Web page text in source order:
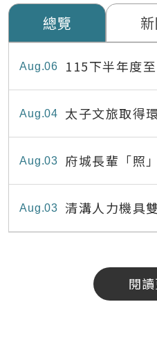
總覽
06
Aug
115下半年度
缺員額表
04
Aug
太子文旅取得
宿達22家
03
Aug
府城長輩「照」過來 繳照
最高補助
03
Aug
清溝人力機具
清疏效能
閱